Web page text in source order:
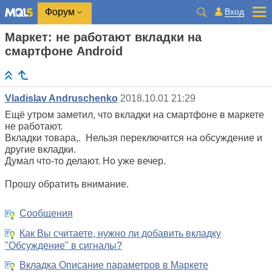
Форум Вход
Маркет: не работают вкладки на
смартфоне Android
Vladislav Andruschenko 2018.10.01 21:29
Ещё утром заметил, что вкладки на смартфоне в маркете
не работают.
Вкладки товара,. Нельзя переключится на обсуждение и
другие вкладки.
Думал что-то делают. Но уже вечер.
Прошу обратить внимание.
Сообщения
Как Вы считаете, нужно ли добавить вкладку
"Обсуждение" в сигналы?
Вкладка Описание параметров в Маркете